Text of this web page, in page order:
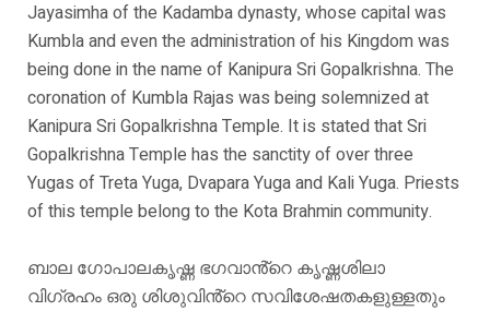
Jayasimha of the Kadamba dynasty, whose capital was
Kumbla and even the administration of his Kingdom was
being done in the name of Kanipura Sri Gopalkrishna. The
coronation of Kumbla Rajas was being solemnized at
Kanipura Sri Gopalkrishna Temple. It is stated that Sri
Gopalkrishna Temple has the sanctity of over three
Yugas of Treta Yuga, Dvapara Yuga and Kali Yuga. Priests
of this temple belong to the Kota Brahmin community.
ബാല ഗോപാലകൃഷ്ണ ഭഗവാൻ്റെ കൃഷ്ണശിലാ
വിഗ്രഹം ഒരു ശിശുവിൻ്റെ സവിശേഷതകളുള്ളതും